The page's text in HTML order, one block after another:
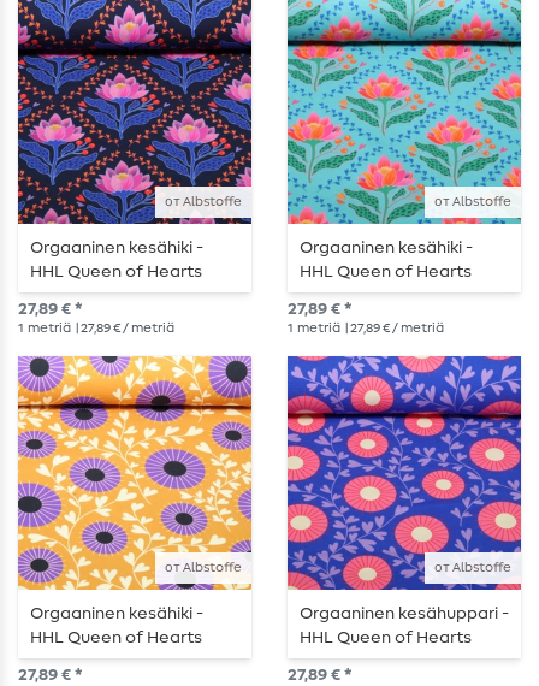
от Albstoffe
Orgaaninen kesähiki -
HHL Queen of Hearts
Lotus Royal Navy - HHL
Queen of Hearts Lotus
27,89 € *
1 metriä | 27,89 € / metriä
от Albstoffe
Orgaaninen kesähiki -
HHL Queen of Hearts
Court Lotus Royal
Turquoise HHL Queen of
Turquoise
27,89 € *
1 metriä | 27,89 € / metriä
от Albstoffe
Orgaaninen kesähiki -
HHL Queen of Hearts
Court Garden Keltainen
27,89 € *
от Albstoffe
Orgaaninen kesähuppari -
HHL Queen of Hearts
Court Garden Blue
27,89 € *